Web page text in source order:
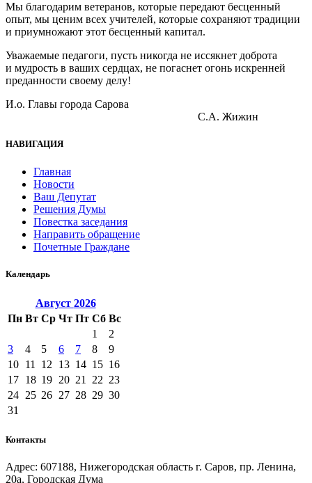
Мы благодарим ветеранов, которые передают бесценный
опыт, мы ценим всех учителей, которые сохраняют традиции
и приумножают этот бесценный капитал.
Уважаемые педагоги, пусть никогда не иссякнет доброта
и мудрость в ваших сердцах, не погаснет огонь искренней
преданности своему делу!
И.о. Главы города Сарова
С.А. Жижин
НАВИГАЦИЯ
Главная
Новости
Ваш Депутат
Решения Думы
Повестка заседания
Направить обращение
Почетные Граждане
Календарь
Август 2026
Пн Вт Ср Чт Пт Сб Вс
1
2
3
4 5 6 7 8
9
10 11 12 13 14 15 16
17 18 19 20 21 22 23
24 25 26 27 28 29 30
31
Контакты
Адрес: 607188, Нижегородская область г. Саров, пр. Ленина,
20а, Городская Дума